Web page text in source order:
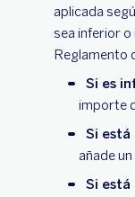
aplicada
sea inferior o
Reglamento
Si es
importe
Si está
añade
Si está